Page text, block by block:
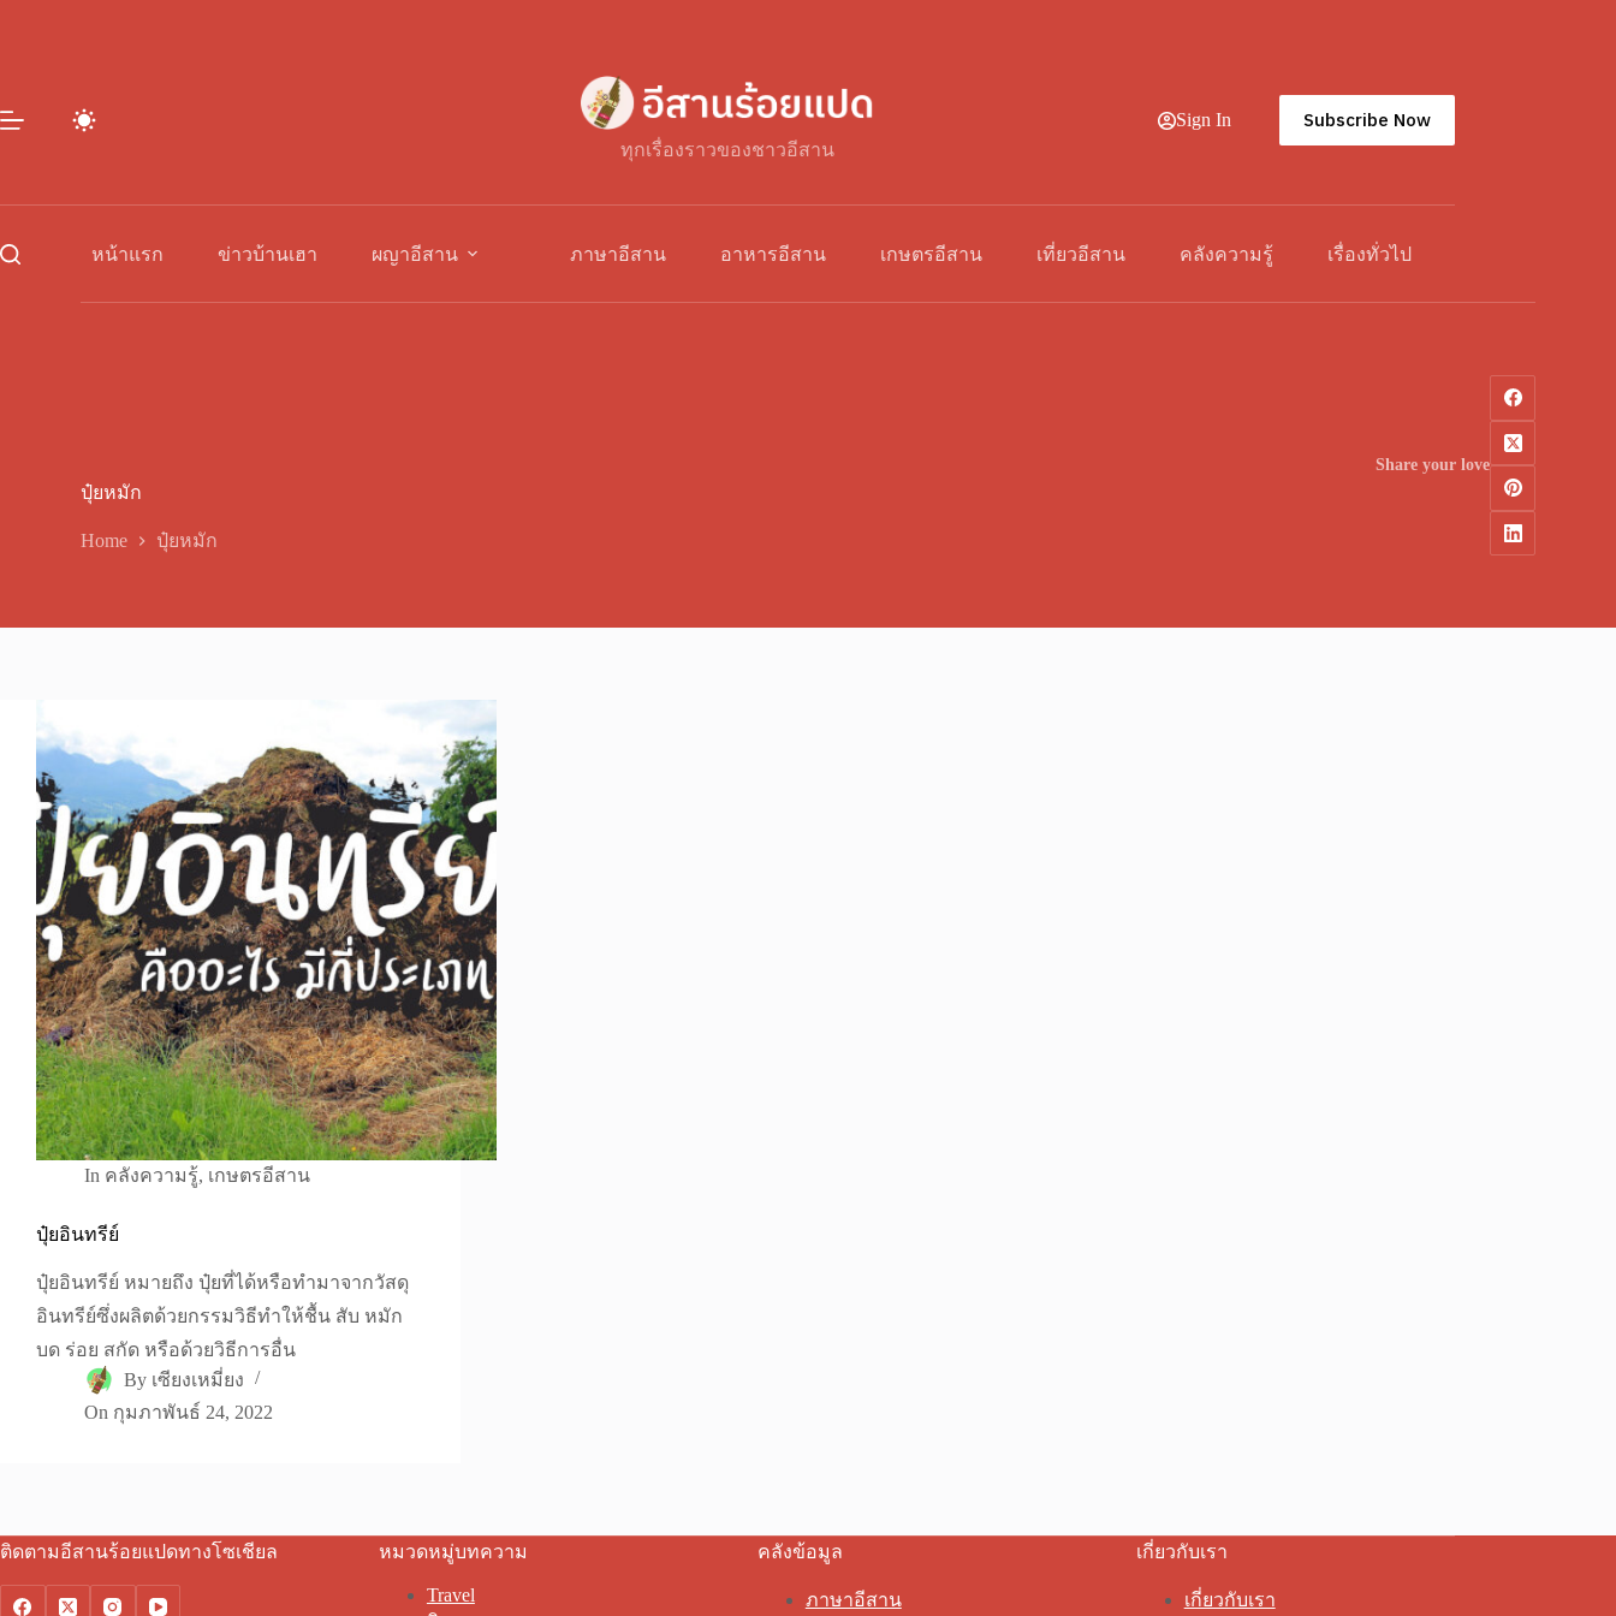
ทุกเรื่องราวของชาวอีสาน
Sign In Subscribe Now
หน้าแรก ข่าวบ้านเฮา ผญาอีสาน ภาษาอีสาน อาหารอีสาน เกษตรอีสาน เที่ยวอีสาน คลังความรู้ เรื่องทั่วไป
ปุ๋ยหมัก
Home ปุ๋ยหมัก
Share your love
In คลังความรู้, เกษตรอีสาน
ปุ๋ยอินทรีย์
ปุ๋ยอินทรีย์ หมายถึง ปุ๋ยที่ได้หรือทำมาจากวัสดุ
อินทรีย์ซึ่งผลิตด้วยกรรมวิธีทำให้ชื้น สับ หมัก
บด ร่อย สกัด หรือด้วยวิธีการอื่น
By เซียงเหมี่ยง
On กุมภาพันธ์ 24, 2022
ติดตามอีสานร้อยแปดทางโซเชียล หมวดหมู่บทความ
Travel
คลังข้อมูล
ภาษาอีสาน
เกี่ยวกับเรา
เกี่ยวกับเรา